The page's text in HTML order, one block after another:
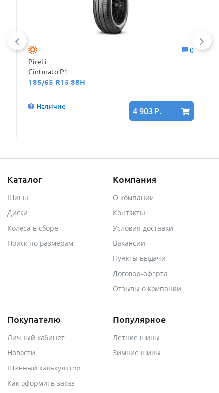
0
Pirelli
Cinturato P1
185/65 R15 88H
Наличие 4 903 Р.
Каталог
Шины
Диски
Колеса в сборе
Поиск по размерам
Компания
О компании
Контакты
Условия доставки
Вакансии
Пункты выдачи
Договор-оферта
Отзывы о компании
Покупателю
Личный кабинет
Новости
Шинный калькулятор
Как оформить заказ
Популярное
Летние шины
Зимние шины